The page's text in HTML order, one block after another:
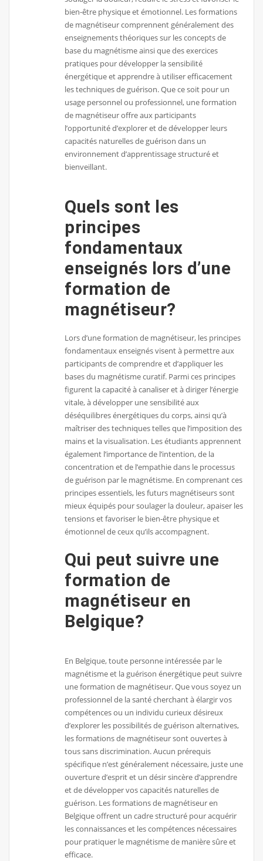
bien-être physique et émotionnel. Les formations
de magnétiseur comprennent généralement des
enseignements théoriques sur les concepts de
base du magnétisme ainsi que des exercices
pratiques pour développer la sensibilité
énergétique et apprendre à utiliser efficacement
les techniques de guérison. Que ce soit pour un
usage personnel ou professionnel, une formation
de magnétiseur offre aux participants
l’opportunité d’explorer et de développer leurs
capacités naturelles de guérison dans un
environnement d’apprentissage structuré et
bienveillant.
Quels sont les
principes
fondamentaux
enseignés lors d’une
formation de
magnétiseur?
Lors d’une formation de magnétiseur, les principes
fondamentaux enseignés visent à permettre aux
participants de comprendre et d’appliquer les
bases du magnétisme curatif. Parmi ces principes
figurent la capacité à canaliser et à diriger l’énergie
vitale, à développer une sensibilité aux
déséquilibres énergétiques du corps, ainsi qu’à
maîtriser des techniques telles que l’imposition des
mains et la visualisation. Les étudiants apprennent
également l’importance de l’intention, de la
concentration et de l’empathie dans le processus
de guérison par le magnétisme. En comprenant ces
principes essentiels, les futurs magnétiseurs sont
mieux équipés pour soulager la douleur, apaiser les
tensions et favoriser le bien-être physique et
émotionnel de ceux qu’ils accompagnent.
Qui peut suivre une
formation de
magnétiseur en
Belgique?
En Belgique, toute personne intéressée par le
magnétisme et la guérison énergétique peut suivre
une formation de magnétiseur. Que vous soyez un
professionnel de la santé cherchant à élargir vos
compétences ou un individu curieux désireux
d’explorer les possibilités de guérison alternatives,
les formations de magnétiseur sont ouvertes à
tous sans discrimination. Aucun prérequis
spécifique n’est généralement nécessaire, juste une
ouverture d’esprit et un désir sincère d’apprendre
et de développer vos capacités naturelles de
guérison. Les formations de magnétiseur en
Belgique offrent un cadre structuré pour acquérir
les connaissances et les compétences nécessaires
pour pratiquer le magnétisme de manière sûre et
efficace.